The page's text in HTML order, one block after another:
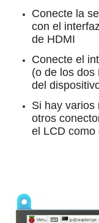
Conecte la
con el
de HDMI
Conecte el
(o de los dos
del
Si hay varios
otros
el LCD como